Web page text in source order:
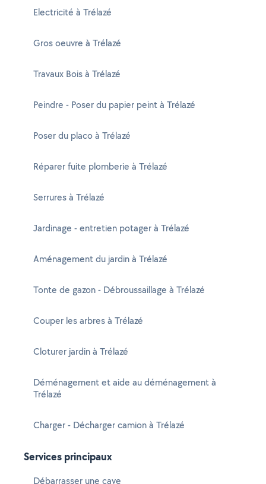
Electricité à Trélazé
Gros oeuvre à Trélazé
Travaux Bois à Trélazé
Peindre - Poser du papier peint à Trélazé
Poser du placo à Trélazé
Réparer fuite plomberie à Trélazé
Serrures à Trélazé
Jardinage - entretien potager à Trélazé
Aménagement du jardin à Trélazé
Tonte de gazon - Débroussaillage à Trélazé
Couper les arbres à Trélazé
Cloturer jardin à Trélazé
Déménagement et aide au déménagement à
Trélazé
Charger - Décharger camion à Trélazé
Services principaux
Débarrasser une cave